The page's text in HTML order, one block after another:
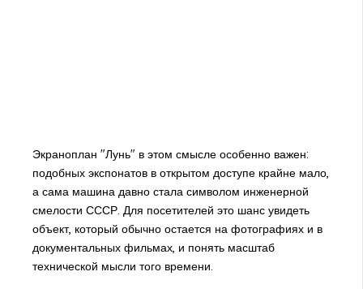
Экраноплан "Лунь" в этом смысле особенно важен:
подобных экспонатов в открытом доступе крайне мало,
а сама машина давно стала символом инженерной
смелости СССР. Для посетителей это шанс увидеть
объект, который обычно остается на фотографиях и в
документальных фильмах, и понять масштаб
технической мысли того времени.